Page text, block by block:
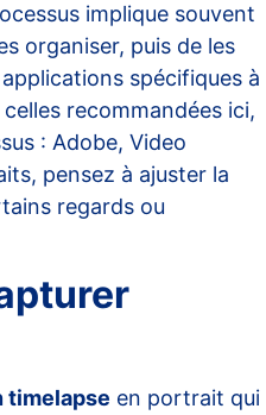
implique souvent
organiser, puis de les
spécifiques à
recommandées ici,
: Adobe, Video
pensez à ajuster la
regards ou
timelapse en portrait qui